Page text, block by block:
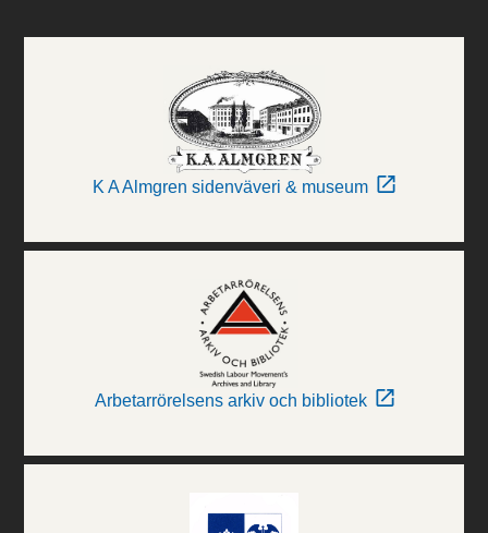
K A Almgren sidenväveri & museum
Arbetarrörelsens arkiv och bibliotek